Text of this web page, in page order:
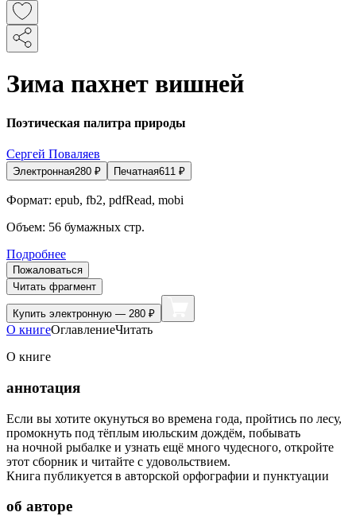
Зима пахнет вишней
Поэтическая палитра природы
Сергей Поваляев
Электронная280 ₽ Печатная611 ₽
Формат: epub, fb2, pdfRead, mobi
Объем: 56 бумажных стр.
Подробнее
Пожаловаться
Читать фрагмент
Купить электронную — 280 ₽
О книгеОглавлениеЧитать
О книге
аннотация
Если вы хотите окунуться во времена года, пройтись по лесу,
промокнуть под тёплым июльским дождём, побывать
на ночной рыбалке и узнать ещё много чудесного, откройте
этот сборник и читайте с удовольствием.
Книга публикуется в авторской орфографии и пунктуации
об авторе